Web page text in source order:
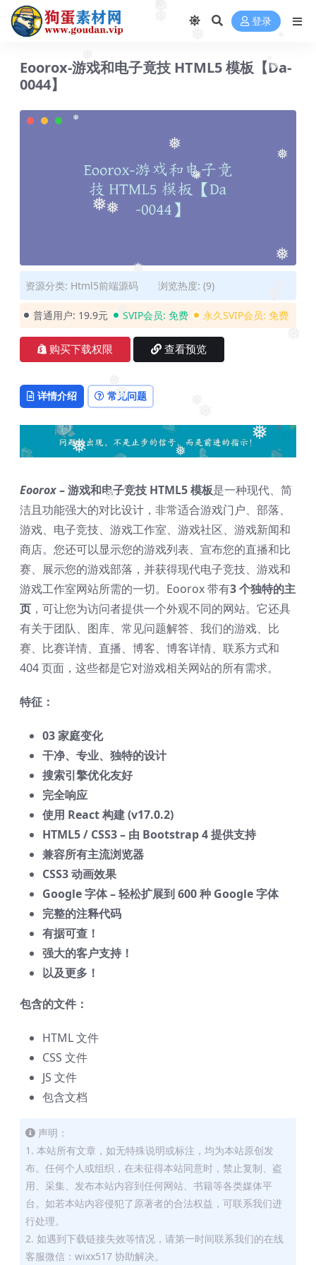
❅
❅
❅
❅
❅
❅
❅
❅
❅
❅
❅
❅
❅
❅
❅
❅
❅
❅
❅ ❅
登录
Eoorox-游戏和电子竟技 HTML5 模板【Da-
0044】
资源分类: Html5前端源码 浏览热度: (9)
普通用户: 19.9元 SVIP会员: 免费 永久SVIP会员: 免费
购买下载权限 查看预览
详情介绍 常见问题
Eoorox– 游戏和电子竞技 HTML5 模板是一种现代、简
洁且功能强大的对比设计，非常适合游戏门户、部落、
游戏、电子竞技、游戏工作室、游戏社区、游戏新闻和
商店。您还可以显示您的游戏列表、宣布您的直播和比
赛、展示您的游戏部落，并获得现代电子竞技、游戏和
游戏工作室网站所需的一切。Eoorox 带有3 个独特的主
页 ，可让您为访问者提供一个外观不同的网站。它还具
有关于团队、图库、常见问题解答、我们的游戏、比
赛、比赛详情、直播、博客、博客详情、联系方式和
404 页面，这些都是它对游戏相关网站的所有需求。
特征：
03 家庭变化
干净、专业、独特的设计
搜索引擎优化友好
完全响应
使用 React 构建 (v17.0.2)
HTML5 / CSS3 – 由 Bootstrap 4 提供支持
兼容所有主流浏览器
CSS3 动画效果
Google 字体 – 轻松扩展到 600 种 Google 字体
完整的注释代码
有据可查！
强大的客户支持！
以及更多！
包含的文件：
HTML 文件
CSS 文件
JS 文件
包含文档
声明：
1. 本站所有文章，如无特殊说明或标注，均为本站原创发
布。任何个人或组织，在未征得本站同意时，禁止复制、盗
用、采集、发布本站内容到任何网站、书籍等各类媒体平
台。如若本站内容侵犯了原著者的合法权益，可联系我们进
行处理。
2. 如遇到下载链接失效等情况，请第一时间联系我们的在线
客服微信：wixx517 协助解决。